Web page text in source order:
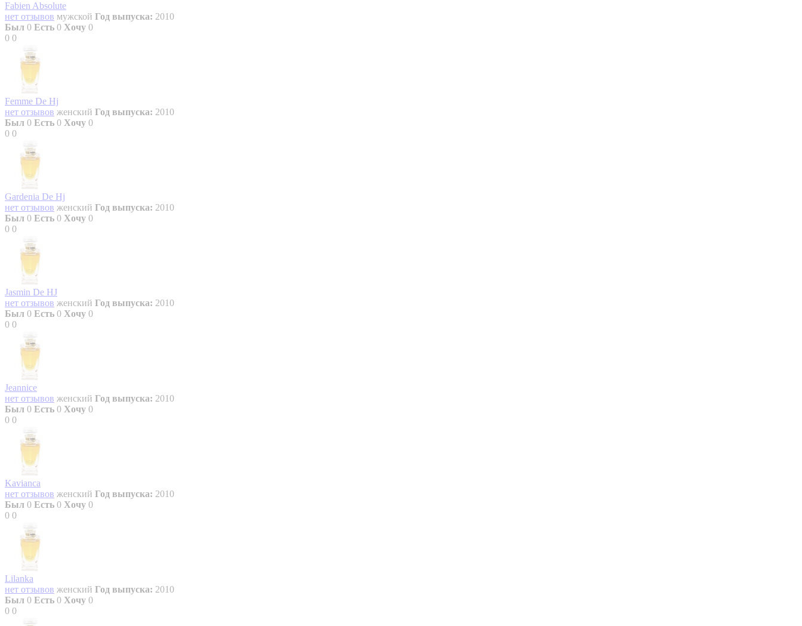
Fabien Absolute
нет отзывов мужской Год выпуска: 2010
Был 0 Есть 0 Хочу 0
0 0
Femme De Hj
нет отзывов женский Год выпуска: 2010
Был 0 Есть 0 Хочу 0
0 0
Gardenia De Hj
нет отзывов женский Год выпуска: 2010
Был 0 Есть 0 Хочу 0
0 0
Jasmin De HJ
нет отзывов женский Год выпуска: 2010
Был 0 Есть 0 Хочу 0
0 0
Jeannice
нет отзывов женский Год выпуска: 2010
Был 0 Есть 0 Хочу 0
0 0
Kavianca
нет отзывов женский Год выпуска: 2010
Был 0 Есть 0 Хочу 0
0 0
Lilanka
нет отзывов женский Год выпуска: 2010
Был 0 Есть 0 Хочу 0
0 0